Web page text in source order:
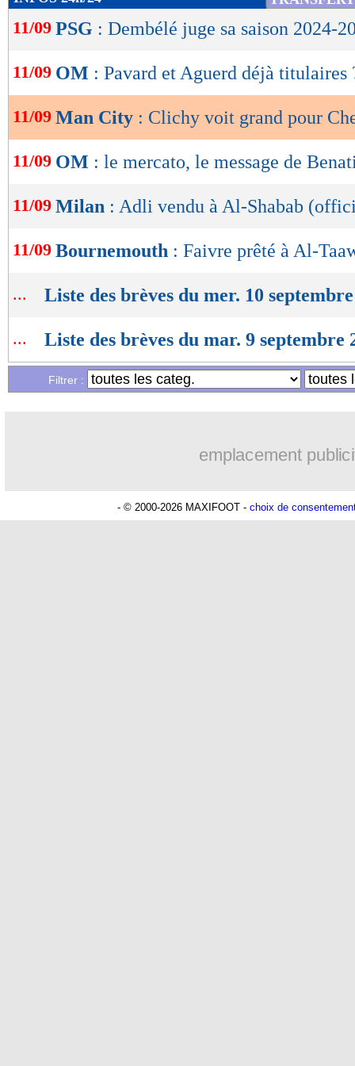
Lu 9.877 fois - Damien Da Silva
de
lecture
OK
11/09 PSG : Dembélé juge sa saison 2024-
11/09 OM : Pavard et Aguerd déjà titulaires
11/09 Man City : Clichy voit grand pour
11/09 OM : le mercato, le message de
11/09 Milan : Adli vendu à Al-Shabab
11/09 Bournemouth : Faivre prêté à Al-
... Liste des brèves du mer. 10
... Liste des brèves du mar. 9 septembre
Filtrer :
emplacement
- © 2000-2026 MAXIFOOT - choix de